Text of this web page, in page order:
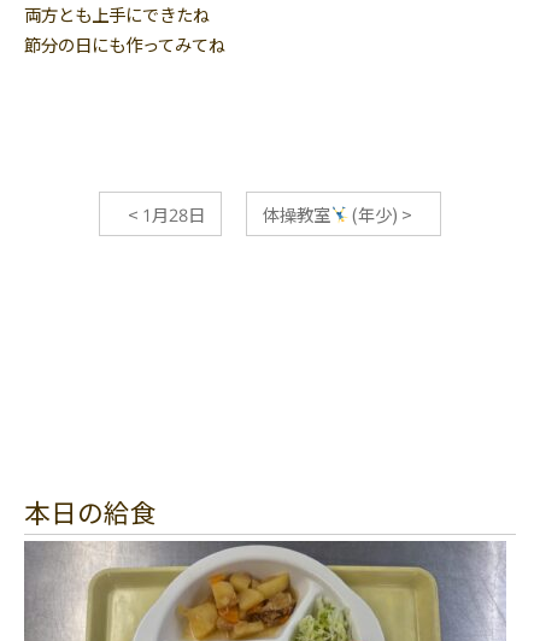
両方とも上手にできたね
節分の日にも作ってみてね
< 1月28日 体操教室 (年少) >
本日の給食